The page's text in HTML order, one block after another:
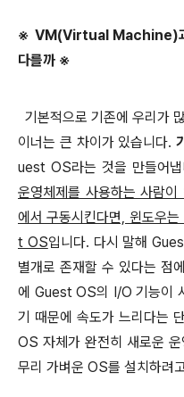
※ VM(Virtual Machine)
다를까 ※
기본적으로 기존에 우리가
이너는 큰 차이가 있습니다.
uest OS라는 것을 만들어
운영체제를 사용하는 사람
에서 구동시킨다면, 윈도우
t OS입니다. 다시 말해
별개로 존재할 수 있다는 점
에 Guest OS의 I/O 기능이
기 때문에 속도가 느리다는
OS 자체가 완전히 새로운
무리 가벼운 OS를 설치하려